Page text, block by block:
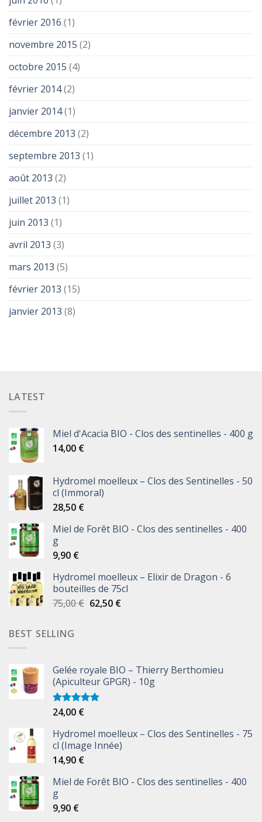
février 2016 (1)
novembre 2015 (2)
octobre 2015 (4)
février 2014(2)
janvier 2014(1)
décembre 2013 (2)
septembre 2013 (1)
août 2013 (2)
juillet 2013 (1)
juin 2013 (1)
avril 2013 (3)
mars 2013 (5)
février 2013 (15)
janvier 2013 (8)
LATEST
Miel d'Acacia BIO - Clos des sentinelles - 400 g
14,00 €
Hydromel moelleux – Clos des Sentinelles - 50
cl (Immoral)
28,50 €
Miel de Forêt BIO - Clos des sentinelles - 400
g
9,90 €
Hydromel moelleux – Elixir de Dragon - 6
bouteilles de 75cl
75,00€ 62,50 €
BEST SELLING
Gelée royale BIO – Thierry Berthomieu
(Apiculteur GPGR) - 10g
Note5.00
24,00 €
Hydromel moelleux – Clos des Sentinelles - 75
cl (Image Innée)
14,90 €
Miel de Forêt BIO - Clos des sentinelles - 400
g
9,90 €